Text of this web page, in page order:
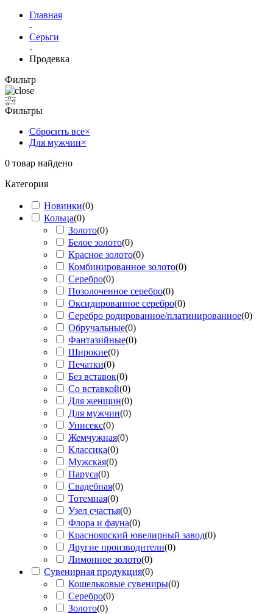
Главная
-
Серьги
-
Продевка
Фильтр
Фильтры
Сбросить все×
Для мужчин×
0 товар найдено
Категория
Новинки(0)
Кольца(0)
Золото(0)
Белое золото(0)
Красное золото(0)
Комбинированное золото(0)
Серебро(0)
Позолоченное серебро(0)
Оксидированное серебро(0)
Серебро родированное/платинированное(0)
Обручальные(0)
Фантазийные(0)
Широкие(0)
Печатки(0)
Без вставок(0)
Со вставкой(0)
Для женщин(0)
Для мужчин(0)
Унисекс(0)
Жемчужная(0)
Классика(0)
Мужская(0)
Паруса(0)
Свадебная(0)
Тотемная(0)
Узел счастья(0)
Флора и фауна(0)
Красноярский ювелирный завод(0)
Другие производители(0)
Лимонное золото(0)
Сувенирная продукция(0)
Кошельковые сувениры(0)
Серебро(0)
Золото(0)